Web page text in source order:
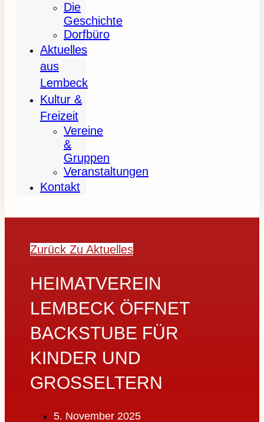
Die
Geschichte
Dorfbüro
Aktuelles
aus
Lembeck
Kultur &
Freizeit
Vereine
&
Gruppen
Veranstaltungen
Kontakt
Zurück Zu Aktuelles
HEIMATVEREIN
LEMBECK ÖFFNET
BACKSTUBE FÜR
KINDER UND
GROSSELTERN
5. November 2025